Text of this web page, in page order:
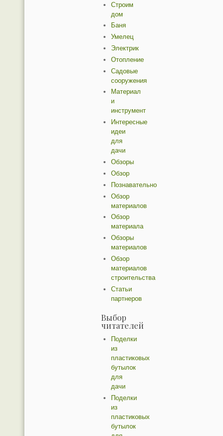
Строим
дом
Баня
Умелец
Электрик
Отопление
Садовые
сооружения
Материал
и
инструмент
Интересные
идеи
для
дачи
Обзоры
Обзор
Познавательно
Обзор
материалов
Обзор
материала
Обзоры
материалов
Обзор
материалов
строительства
Статьи
партнеров
Выбор
читателей
Поделки
из
пластиковых
бутылок
для
дачи
Поделки
из
пластиковых
бутылок